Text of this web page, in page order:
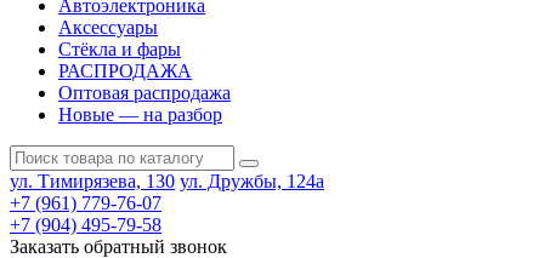
Автоэлектроника
Аксессуары
Стёкла и фары
РАСПРОДАЖА
Оптовая распродажа
Новые — на разбор
ул. Тимирязева, 130 ул. Дружбы, 124а
+7 (961) 779-76-07
+7 (904) 495-79-58
Заказать обратный звонок